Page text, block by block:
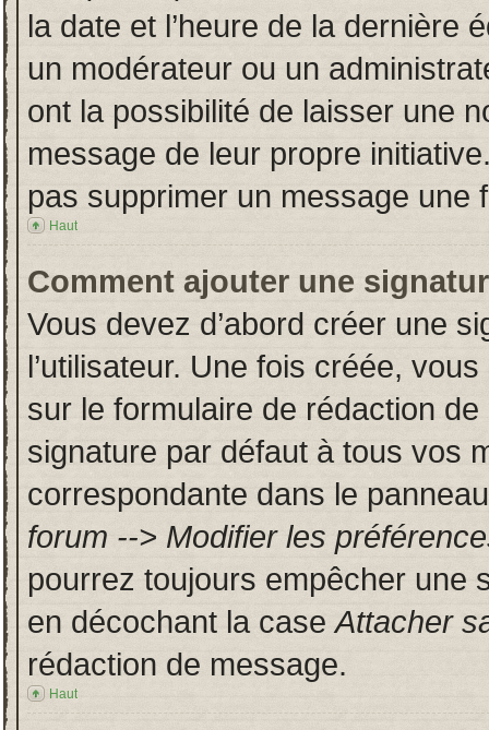
la date et l’heure de la dernière
un modérateur ou un
ont la possibilité de laisser une
message de leur propre
pas supprimer un message une
Haut
Comment ajouter une
Vous devez d’abord créer une
l’utilisateur. Une fois créée,
sur le formulaire de rédaction
signature par défaut à tous vos
correspondante dans le
forum --> Modifier les
pourrez toujours empêcher une
en décochant la caseAttacher
rédaction de message.
Haut